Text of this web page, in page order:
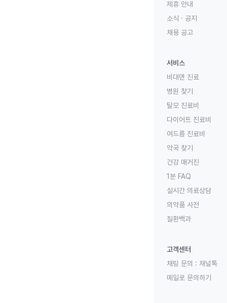
제휴 안내
소식 · 공지
채용 공고
서비스
비대면 진료
병원 찾기
탈모 진료비
다이어트 진료비
여드름 진료비
약국 찾기
건강 매거진
1분 FAQ
실시간 의료상담
의약품 사전
질환백과
고객센터
채팅 문의 : 채널톡
메일로 문의하기